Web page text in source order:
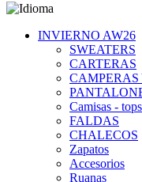
INVIERNO AW26
SWEATERS
CARTERAS
CAMPERAS
Camisas - tops
FALDAS
CHALECOS
Zapatos
Accesorios
Ruanas